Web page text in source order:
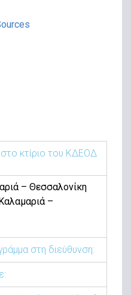
κτίριο του ΚΔΕΟΔ
– Θεσσαλονίκη
–
στη διεύθυνση: